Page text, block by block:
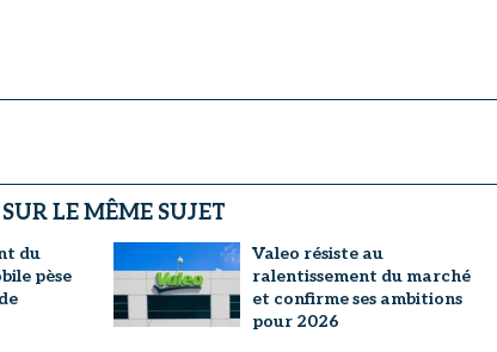
SUR LE MÊME SUJET
du
pèse
Valeo résiste au
ralentissement du marché
et confirme ses ambitions
pour 2026